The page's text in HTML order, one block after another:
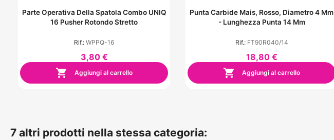
Parte Operativa Della Spatola Combo UNIQ
16 Pusher Rotondo Stretto
Rif.: WPPQ-16
3,80 €
 Aggiungi al carrello
Punta Carbide Mais, Rosso, Diametro 4 Mm
- Lunghezza Punta 14 Mm
Rif.: FT90R040/14
18,80 €
 Aggiungi al carrello
7 altri prodotti nella stessa categoria: